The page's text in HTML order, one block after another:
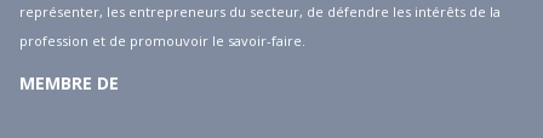
représenter, les entrepreneurs du secteur, de défendre les intérêts de la
profession et de promouvoir le savoir-faire.
MEMBRE DE